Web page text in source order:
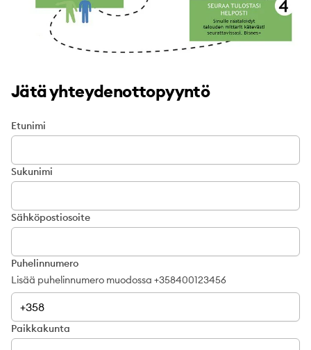
Jätä yhteydenottopyyntö
Etunimi
Sukunimi
Sähköpostiosoite
Puhelinnumero
Lisää puhelinnumero muodossa +358400123456
Paikkakunta